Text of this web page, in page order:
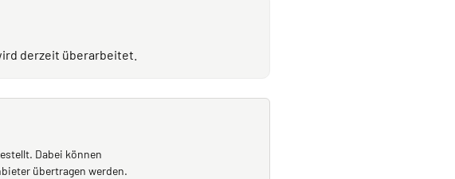
derzeit überarbeitet.
Dabei können
übertragen werden.